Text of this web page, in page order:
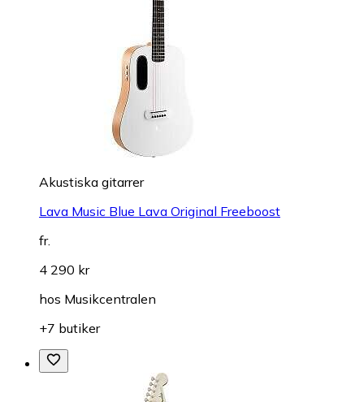
Akustiska gitarrer
Lava Music Blue Lava Original Freeboost
fr.
4 290 kr
hos Musikcentralen
+7 butiker